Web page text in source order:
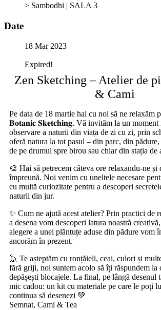
> Sambodhi | SALA 3
Date
18 Mar 2023
Expired!
Zen Sketching – Atelier de
& Cami
Pe data de 18 martie hai cu noi să ne relaxăm
𝐁𝐨𝐭𝐚𝐧𝐢𝐜 𝐒𝐤𝐞𝐭𝐜𝐡𝐢𝐧𝐠. Vă invităm la un
observare a naturii din viața de zi cu zi, prin
oferă natura la tot pasul – din parc, din
de pe drumul spre birou sau chiar din stația de
🎨 Hai să petrecem câteva ore relaxandu-ne și
împreună. Noi venim cu uneltele necesare
cu multă curiozitate pentru a descoperi
naturii din jur.
✨ Cum ne ajută acest atelier? Prin practici de
a desena vom descoperi latura noastră
alegere a unei plăntuțe aduse din pădure vom
ancorăm în prezent.
🙋 Te așteptăm cu ronțăieli, ceai, culori și
fără griji, noi suntem acolo să îți răspundem la
depășești blocajele. La final, pe lângă desenul
mic cadou: un kit cu materiale pe care le poți
continua să desenezi 💚
Semnat, Cami & Tea